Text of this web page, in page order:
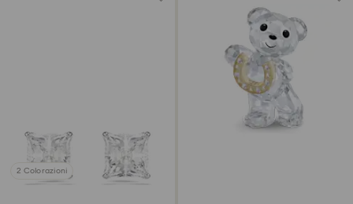
2 Colorazioni